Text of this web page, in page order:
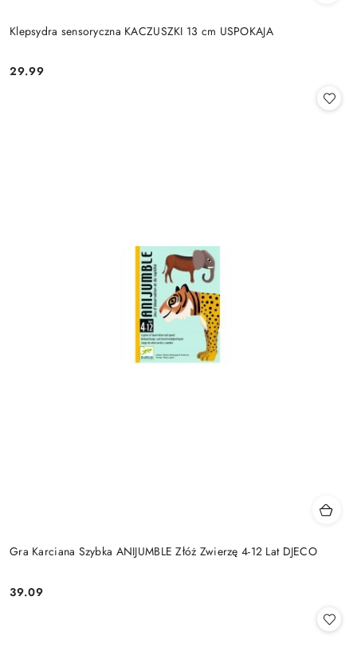
Klepsydra sensoryczna KACZUSZKI 13 cm USPOKAJA
Cena:
29.99
Gra Karciana Szybka ANIJUMBLE Złóż Zwierzę 4-12 Lat DJECO
Cena:
39.09